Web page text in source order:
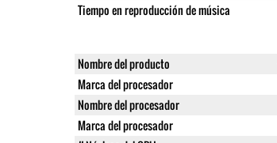
Tiempo en reproducción de música
Nombre del producto
Marca del procesador
Nombre del procesador
Marca del procesador